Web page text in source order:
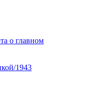
о главном
1943